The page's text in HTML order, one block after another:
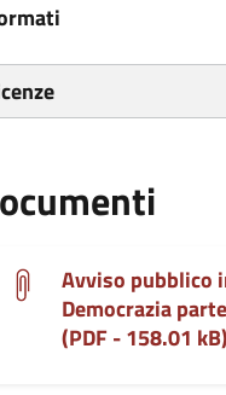
Avviso pubblico
Democrazia
(PDF - 158.01 kB)